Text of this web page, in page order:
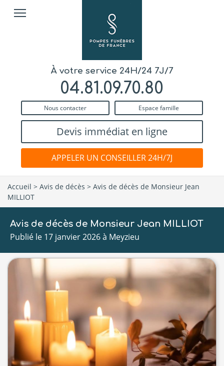
À votre service 24H/24 7J/7
04.81.09.70.80
Nous contacter Espace famille
Devis immédiat en ligne
APPELER UN CONSEILLER 24H/7J
Accueil > Avis de décès > Avis de décès de Monsieur Jean
MILLIOT
Avis de décès de Monsieur Jean MILLIOT
Publié le 17 janvier 2026 à Meyzieu